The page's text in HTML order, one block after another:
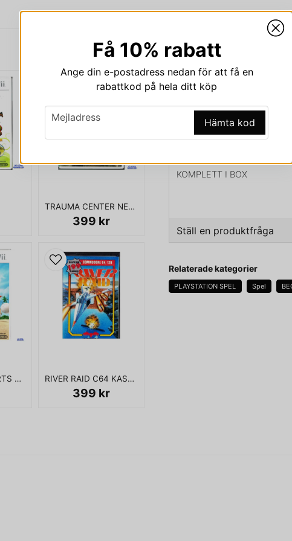
TRAUMA CENTER NEW BLOOD WII
399 kr
BIG BEACH SPORTS WII RIVER RAID C64 KASSETT
399 kr
Beskrivning
Beskrivning av 2
HONOR
2 GAMES - MEDAL OF
- SLES-02470-T SLES-
KOMPLETT I BOX
Ställ en produktfråga
Fråga oss något om
Relaterade kategorier
PLAYSTATION SPEL Spel
Få 10% rabatt
Ange din e-postadress nedan för att få en
rabattkod på hela ditt köp
email
Mejladress Hämta kod